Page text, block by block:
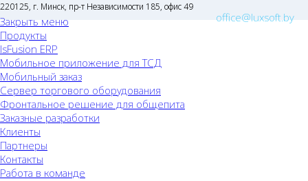
220125, г. Минск, пр-т Независимости 185, офис 49
office@luxsoft.by
Закрыть меню
Продукты
lsFusion ERP
Мобильное приложение для ТСД
Мобильный заказ
Сервер торгового оборудования
Фронтальное решение для общепита
Заказные разработки
Клиенты
Партнеры
Контакты
Работа в команде